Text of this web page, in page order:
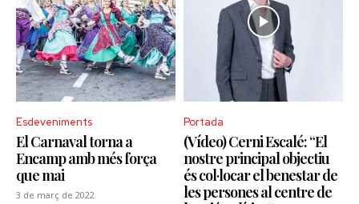
Esdeveniments
El Carnaval torna a
Encamp amb més força
que mai
3 de març de 2022
Portada
(Vídeo) Cerni Escalé: “El
nostre principal objectiu
és col·locar el benestar de
les persones al centre de